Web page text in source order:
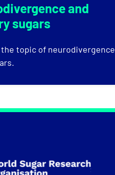
and
sugars
topic of neurodivergence